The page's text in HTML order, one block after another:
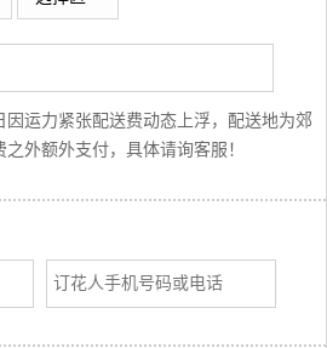
运力紧张配送费动态上浮，配送地为郊
外额外支付，具体请询客服！